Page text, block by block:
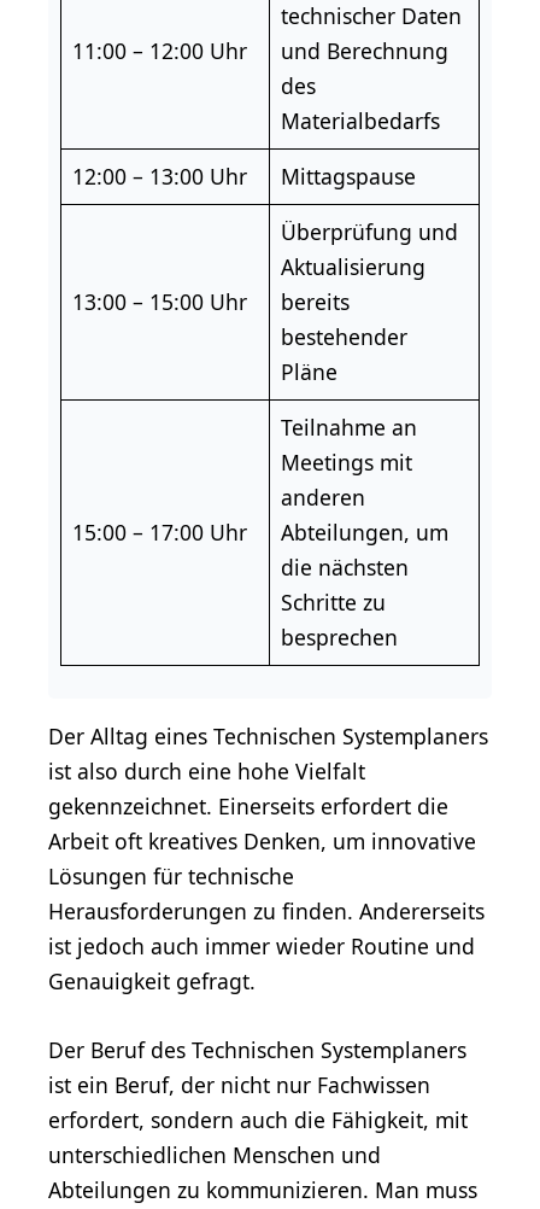
11:00 – 12:00 Uhr
technischer Daten
und Berechnung
des
Materialbedarfs
12:00 – 13:00 Uhr
Mittagspause
13:00 – 15:00 Uhr
Überprüfung und
Aktualisierung
bereits
bestehender
Pläne
15:00 – 17:00 Uhr
Teilnahme an
Meetings mit
anderen
Abteilungen, um
die nächsten
Schritte zu
besprechen
Der Alltag eines Technischen Systemplaners
ist also durch eine hohe Vielfalt
gekennzeichnet. Einerseits erfordert die
Arbeit oft kreatives Denken, um innovative
Lösungen für technische
Herausforderungen zu finden. Andererseits
ist jedoch auch immer wieder Routine und
Genauigkeit gefragt.
Der Beruf des Technischen Systemplaners
ist ein Beruf, der nicht nur Fachwissen
erfordert, sondern auch die Fähigkeit, mit
unterschiedlichen Menschen und
Abteilungen zu kommunizieren. Man muss